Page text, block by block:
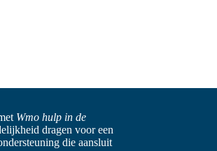
Wmo hulp in de
dragen voor een
die aansluit